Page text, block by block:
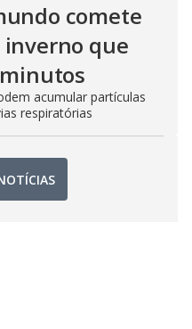
comete
inverno que
acumular partículas
respiratórias